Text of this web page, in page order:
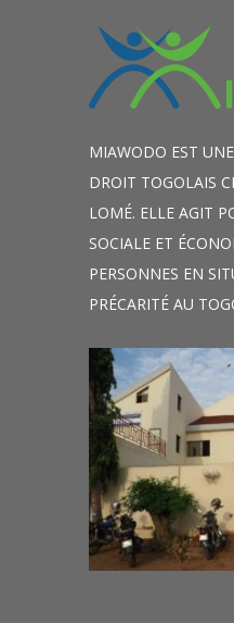
MIAWODO EST
DROIT TOGOLAIS
LOMÉ. ELLE AGIT
SOCIALE ET
PERSONNES EN
PRÉCARITÉ AU